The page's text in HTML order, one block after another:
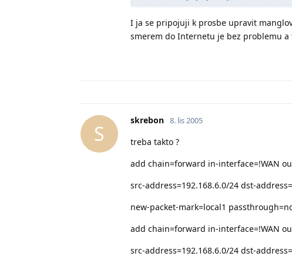
I ja se pripojuji k prosbe upravit
smerem do Internetu je bez problemu
S
skrebon 8. lis 2005
treba takto ?
add chain=forward in-interface=!WAN
src-address=192.168.6.0/24 dst-
new-packet-mark=local1
add chain=forward in-interface=!WAN
src-address=192.168.6.0/24 dst-